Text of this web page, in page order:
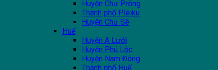
Huyện Chư Prông
Thành phố Pleiku
Huyện Chư Sê
Huế
Huyện A Lưới
Huyện Phú Lộc
Huyện Nam Đông
Thành phố Huế